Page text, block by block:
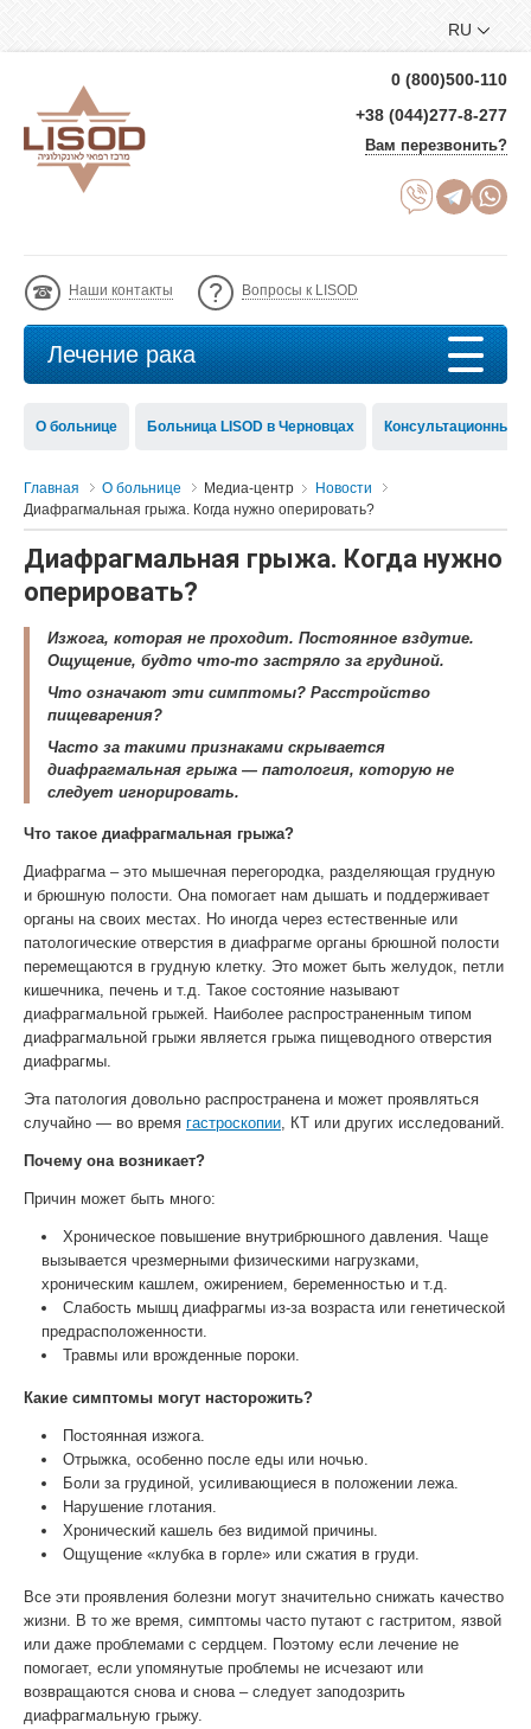
RU
0 (800)500-110
+38 (044)277-8-277
Вам перезвонить?
Наши контакты Вопросы к LISOD
Лечение рака
О больнице Больница LISOD в Черновцах Консультационный
Главная О больнице Медиа-центр
Новости
Диафрагмальная грыжа. Когда нужно оперировать?
Диафрагмальная грыжа. Когда нужно
оперировать?
Изжога, которая не проходит. Постоянное вздутие.
Ощущение, будто что-то застряло за грудиной.
Что означают эти симптомы? Расстройство
пищеварения?
Часто за такими признаками скрывается
диафрагмальная грыжа — патология, которую не
следует игнорировать.
Что такое диафрагмальная грыжа?
Диафрагма – это мышечная перегородка, разделяющая грудную
и брюшную полости. Она помогает нам дышать и поддерживает
органы на своих местах. Но иногда через естественные или
патологические отверстия в диафрагме органы брюшной полости
перемещаются в грудную клетку. Это может быть желудок, петли
кишечника, печень и т.д. Такое состояние называют
диафрагмальной грыжей. Наиболее распространенным типом
диафрагмальной грыжи является грыжа пищеводного отверстия
диафрагмы.
Эта патология довольно распространена и может проявляться
случайно — во время гастроскопии, КТ или других исследований.
Почему она возникает?
Причин может быть много:
Хроническое повышение внутрибрюшного давления. Чаще
вызывается чрезмерными физическими нагрузками,
хроническим кашлем, ожирением, беременностью и т.д.
Слабость мышц диафрагмы из-за возраста или генетической
предрасположенности.
Травмы или врожденные пороки.
Какие симптомы могут насторожить?
Постоянная изжога.
Отрыжка, особенно после еды или ночью.
Боли за грудиной, усиливающиеся в положении лежа.
Нарушение глотания.
Хронический кашель без видимой причины.
Ощущение «клубка в горле» или сжатия в груди.
Все эти проявления болезни могут значительно снижать качество
жизни. В то же время, симптомы часто путают с гастритом, язвой
или даже проблемами с сердцем. Поэтому если лечение не
помогает, если упомянутые проблемы не исчезают или
возвращаются снова и снова – следует заподозрить
диафрагмальную грыжу.